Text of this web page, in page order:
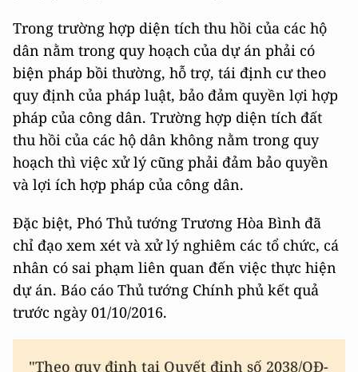
Trong trường hợp diện tích thu hồi của các hộ
dân nằm trong quy hoạch của dự án phải có
biện pháp bồi thường, hỗ trợ, tái định cư theo
quy định của pháp luật, bảo đảm quyền lợi hợp
pháp của công dân. Trường hợp diện tích đất
thu hồi của các hộ dân không nằm trong quy
hoạch thì việc xử lý cũng phải đảm bảo quyền
và lợi ích hợp pháp của công dân.
Đặc biệt, Phó Thủ tướng Trương Hòa Bình đã
chỉ đạo xem xét và xử lý nghiêm các tổ chức, cá
nhân có sai phạm liên quan đến việc thực hiện
dự án. Báo cáo Thủ tướng Chính phủ kết quả
trước ngày 01/10/2016.
"Theo quy định tại Quyết định số 2038/QĐ-